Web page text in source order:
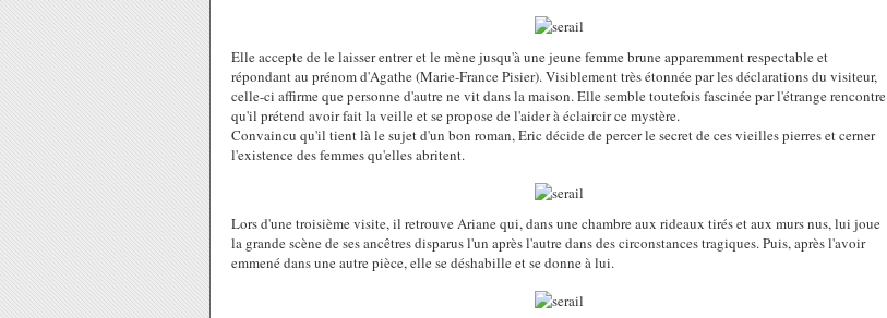
Elle accepte de le laisser entrer et le mène jusqu'à une jeune femme brune apparemment respectable et
répondant au prénom d'Agathe (Marie-France Pisier). Visiblement très étonnée par les déclarations du visiteur,
celle-ci affirme que personne d'autre ne vit dans la maison. Elle semble toutefois fascinée par l'étrange rencontre
qu'il prétend avoir fait la veille et se propose de l'aider à éclaircir ce mystère.
Convaincu qu'il tient là le sujet d'un bon roman, Eric décide de percer le secret de ces vieilles pierres et cerner
l'existence des femmes qu'elles abritent.
Lors d'une troisième visite, il retrouve Ariane qui, dans une chambre aux rideaux tirés et aux murs nus, lui joue
la grande scène de ses ancêtres disparus l'un après l'autre dans des circonstances tragiques. Puis, après l'avoir
emmené dans une autre pièce, elle se déshabille et se donne à lui.